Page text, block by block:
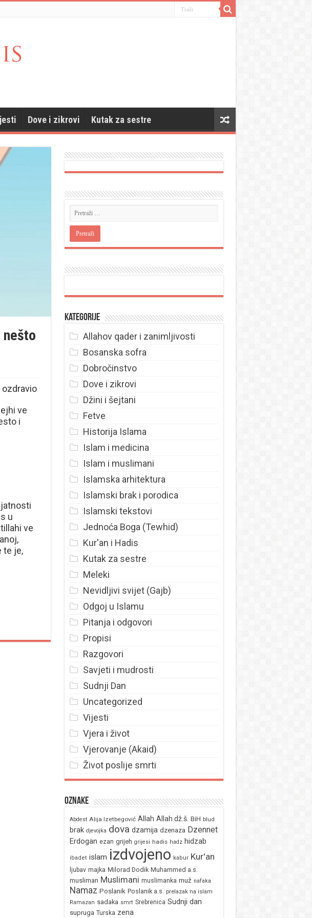
Dove i zikrovi Kutak za sestre
nešto
ozdravio
ve
i
u
ve
te je,
Kategorije
Allahov qader i zanimljivosti
Bosanska sofra
Dobročinstvo
Dove i zikrovi
Džini i šejtani
Fetve
Historija Islama
Islam i medicina
Islam i muslimani
Islamska arhitektura
Islamski brak i porodica
Islamski tekstovi
Jednoća Boga (Tewhid)
Kur'an i Hadis
Kutak za sestre
Meleki
Nevidljivi svijet (Gajb)
Odgoj u Islamu
Pitanja i odgovori
Propisi
Razgovori
Savjeti i mudrosti
Sudnji Dan
Uncategorized
Vijesti
Vjera i život
Vjerovanje (Akaid)
Život poslije smrti
Oznake
Abdest Alija Izetbegović Allah Allah dž.š. BiH blud
brak djevojka dova dzamija dzenaza Dzennet
Erdogan ezan grijeh grijesi hadis hadz hidzab
ibadet islam izdvojeno kabur Kur'an
ljubav majka Milorad Dodik Muhammed a.s.
musliman Muslimani muslimanka muž nafaka
Namaz Poslanik Poslanik a.s. prelazak na islam
Ramazan sadaka smrt Srebrenica Sudnji dan
supruga Turska zena